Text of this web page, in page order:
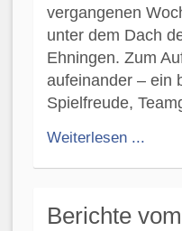
vergangenen
unter dem Dach
Ehningen. Zum
aufeinander – ein
Spielfreude,
Weiterlesen ...
Berichte